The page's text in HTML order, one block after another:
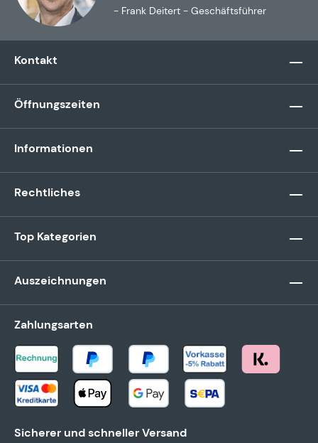
- Frank Deitert - Geschäftsführer
Kontakt
Öffnungszeiten
Informationen
Rechtliches
Top Kategorien
Auszeichnungen
Zahlungsarten
Sicherer und schneller Versand